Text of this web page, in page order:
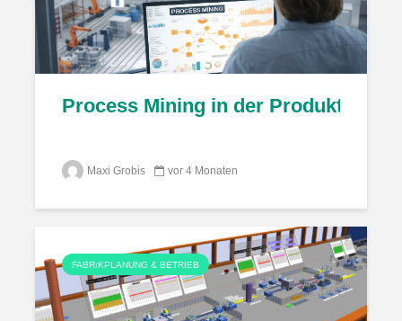
Process Mining in der Produktion:
Maxi Grobis vor 4 Monaten
FABRIKPLANUNG & BETRIEB